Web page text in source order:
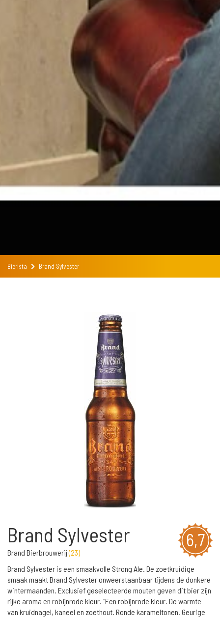
Bierista Brand Sylvester
6,7
Brand Sylvester
Brand Bierbrouwerij(23)
Brand Sylvester is een smaakvolle Strong Ale. De zoetkruidige
smaak maakt Brand Sylvester onweerstaanbaar tijdens de donkere
wintermaanden. Exclusief geselecteerde mouten geven dit bier zijn
rijke aroma en robijnrode kleur. "Een robijnrode kleur. De warmte
van kruidnagel, kaneel en zoethout. Ronde karameltonen. Geurige